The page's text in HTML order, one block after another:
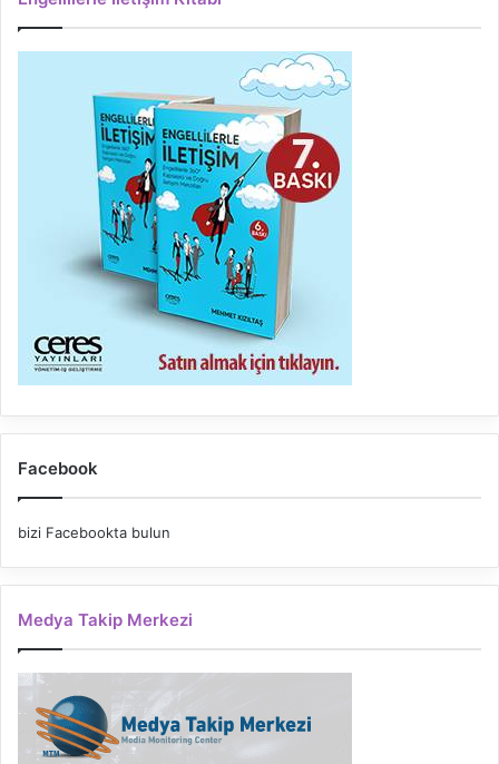
Facebook
bizi Facebookta bulun
Medya Takip Merkezi